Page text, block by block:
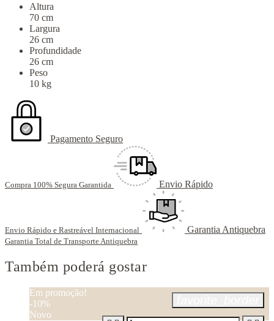
Altura
70 cm
Largura
26 cm
Profundidade
26 cm
Peso
10 kg
Pagamento Seguro
Compra 100% Segura Garantida Envio Rápido
Envio Rápido e Rastreável Internacional Garantia Antiquebra
Garantia Total de Transporte Antiquebra
Também poderá gostar
Em promoção!
-10%
Novo